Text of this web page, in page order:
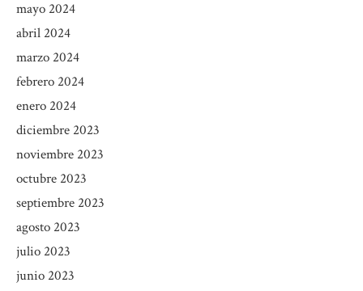
mayo 2024
abril 2024
marzo 2024
febrero 2024
enero 2024
diciembre 2023
noviembre 2023
octubre 2023
septiembre 2023
agosto 2023
julio 2023
junio 2023